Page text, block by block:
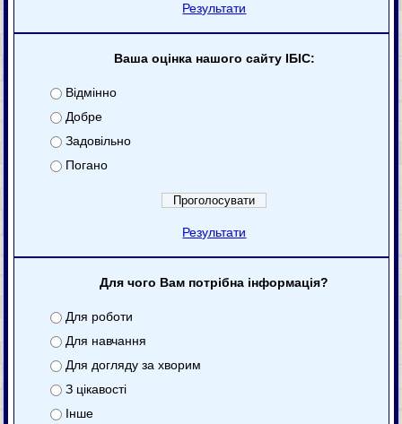
Результати
Ваша оцінка нашого сайту ІБІС:
Відмінно
Добре
Задовільно
Погано
Результати
Для чого Вам потрібна інформація?
Для роботи
Для навчання
Для догляду за хворим
З цікавості
Інше